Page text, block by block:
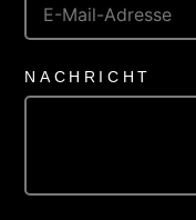
NACHRICHT